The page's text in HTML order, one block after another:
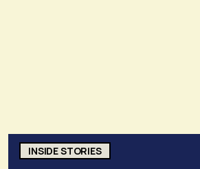
INSIDE STORIES